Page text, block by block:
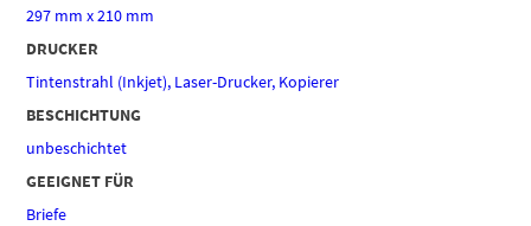
297 mm x 210 mm
DRUCKER
Tintenstrahl (Inkjet), Laser-Drucker, Kopierer
BESCHICHTUNG
unbeschichtet
GEEIGNET FÜR
Briefe